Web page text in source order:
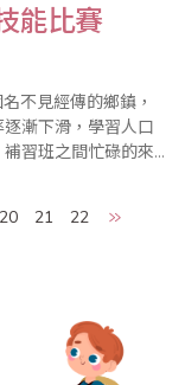
能比賽
漸下滑，學習人口
習班之間忙碌的來
百名選手齊聚一堂
20 21 22